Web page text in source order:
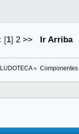
[1] 2 >> Ir Arriba
LUDOTECA» Componentes